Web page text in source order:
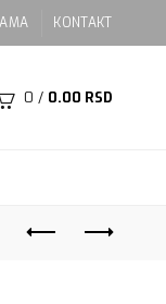
KONTAKT
0 / 0.00 RSD